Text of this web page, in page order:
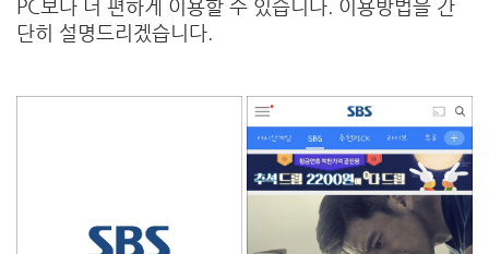
PC보다 더 편하게 이용할 수 있습니다. 이용방법을 간
단히 설명드리겠습니다.